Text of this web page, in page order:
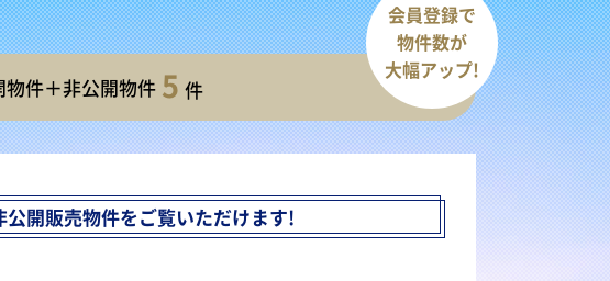
物件＋非公開物件 5 件
会員登録で
物件数が
大幅アップ!
開販売物件をご覧いただけます!